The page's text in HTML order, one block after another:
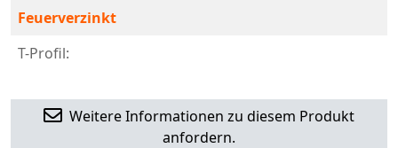
Feuerverzinkt
T-Profil:
Weitere Informationen zu diesem Produkt
anfordern.